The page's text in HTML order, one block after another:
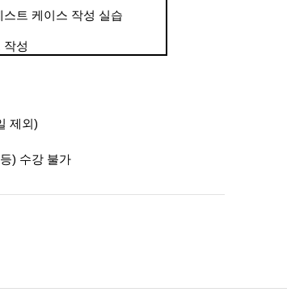
트 케이스 작성 실습
작성
제외 )
) 수강 불가